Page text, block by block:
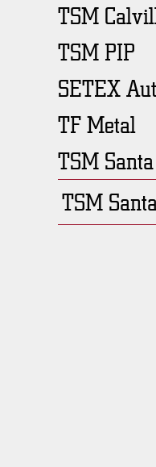
Descripción
TSM
TSM PIP
SETEX
TF Metal
TSM
TSM